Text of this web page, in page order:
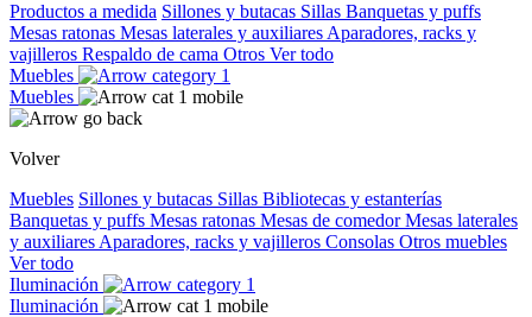
Productos a medida Sillones y butacas Sillas Banquetas y puffs
Mesas ratonas Mesas laterales y auxiliares Aparadores, racks y
vajilleros Respaldo de cama Otros Ver todo
Muebles
Muebles
Volver
Muebles Sillones y butacas Sillas Bibliotecas y estanterías
Banquetas y puffs Mesas ratonas Mesas de comedorMesas laterales
y auxiliares Aparadores, racks y vajilleros Consolas Otros muebles
Ver todo
Iluminación
Iluminación